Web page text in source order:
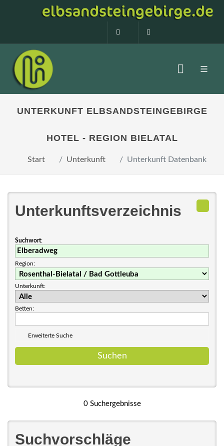
0160 99873408
UNTERKUNFT ELBSANDSTEINGEBIRGE
HOTEL - REGION BIELATAL
Start Unterkunft Unterkunft Datenbank
Unterkunftsverzeichnis
Suchwort:
Region:
Unterkunft:
Betten:
Erweiterte Suche
0 Suchergebnisse
Suchvorschläge